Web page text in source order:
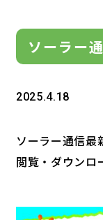
ソーラー
2025.4.18
ソーラー通信最
閲覧・ダウンロ